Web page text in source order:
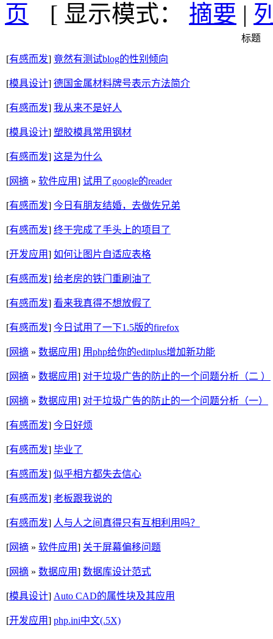
[ 显示模式： 摘要 |
标题
[有感而发] 竟然有测试blog的性别倾向
[模具设计] 德国金属材料牌号表示方法简介
[有感而发] 我从来不是好人
[模具设计] 塑胶模具常用钢材
[有感而发] 这是为什么
[网摘 » 软件应用] 试用了google的reader
[有感而发] 今日有朋友结婚，去做佐兄弟
[有感而发] 终于完成了手头上的项目了
[开发应用] 如何让图片自适应表格
[有感而发] 给老房的铁门重刷油了
[有感而发] 看来我真得不想放假了
[有感而发] 今日试用了一下1.5版的firefox
[网摘 » 数据应用] 用php给你的editplus增加新功能
[网摘 » 数据应用] 对于垃圾广告的防止的一个问题分析（二 ）
[网摘 » 数据应用] 对于垃圾广告的防止的一个问题分析（一）
[有感而发] 今日好烦
[有感而发] 毕业了
[有感而发] 似乎相方都失去信心
[有感而发] 老板跟我说的
[有感而发] 人与人之间真得只有互相利用吗？
[网摘 » 软件应用] 关于屏幕偏移问题
[网摘 » 数据应用] 数据库设计范式
[模具设计] Auto CAD的属性块及其应用
[开发应用] php.ini中文(.5X)